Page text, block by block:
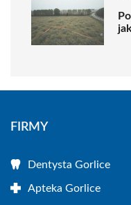
FIRMY
Dentysta Gorlice
Apteka Gorlice